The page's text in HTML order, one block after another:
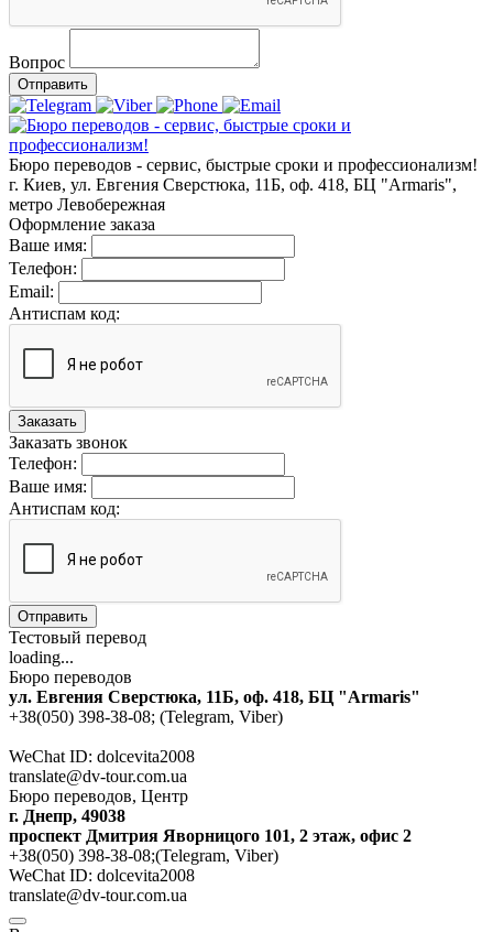
Вопрос
Отправить
Бюро переводов - сервис, быстрые сроки и профессионализм!
г. Киев, ул. Евгения Сверстюка, 11Б, оф. 418, БЦ "Armaris",
метро Левобережная
Оформление заказа
Ваше имя:
Телефон:
Email:
Антиспам код:
Заказать
Заказать звонок
Телефон:
Ваше имя:
Антиспам код:
Отправить
Тестовый перевод
loading...
Бюро переводов
ул. Евгения Сверстюка, 11Б, оф. 418, БЦ "Armaris"
+38(050) 398-38-08; (Telegram, Viber)
WeChat ID: dolcevita2008
translate@dv-tour.com.ua
Бюро переводов, Центр
г. Днепр, 49038
проспект Дмитрия Яворницого 101, 2 этаж, офис 2
+38(050) 398-38-08;(Telegram, Viber)
WeChat ID: dolcevita2008
translate@dv-tour.com.ua